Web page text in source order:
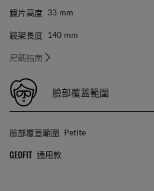
鏡片高度 33 Mm
鏡架長度 140 Mm
尺碼指南
臉部覆蓋範圍
臉部覆蓋範圍 Petite
GEOFIT 通用款